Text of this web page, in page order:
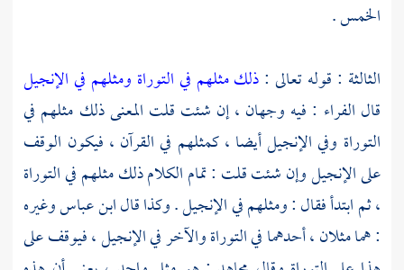
الخمس .
الثالثة : قوله تعالى :ذلك مثلهم في التوراة ومثلهم في الإنجيل
قال الفراء : فيه وجهان ، إن شئت قلت المعنى ذلك مثلهم في
التوراة وفي الإنجيل أيضا ، كمثلهم في القرآن ، فيكون الوقف
على الإنجيل وإن شئت قلت : تمام الكلام ذلك مثلهم في التوراة
، ثم ابتدأ فقال : ومثلهم في الإنجيل . وكذا قالابن عباسوغيره
: هما مثلان ، أحدهما في التوراة والآخر في الإنجيل ، فيوقف على